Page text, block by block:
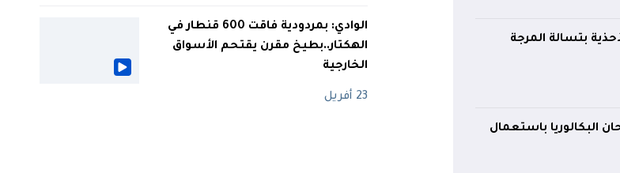
بتسالة المرجة
البكالوريا باستعمال
الوادي: بمردودية فاقت 600 قنطار في
الهكتار..بطيخ مقرن يقتحم الأسواق
الخارجية
23 أفريل